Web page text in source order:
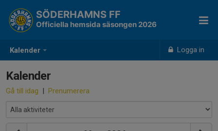
Kalender Logga in
SÖDERHAMNS FF
Officiella hemsida säsongen 2026
Kalender
Gå till idag | Prenumerera